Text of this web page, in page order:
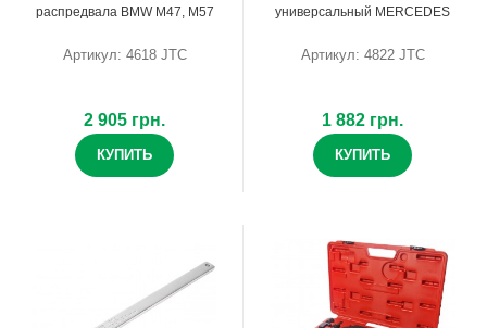
распредвала BMW M47, M57
Артикул: 4618 JTC
2 905 грн.
КУПИТЬ
универсальный MERCEDES
Артикул: 4822 JTC
1 882 грн.
КУПИТЬ